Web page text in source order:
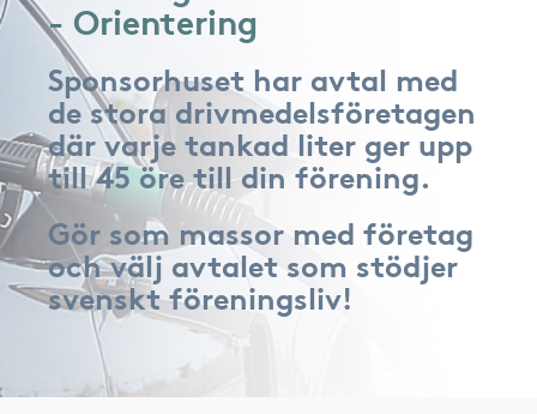
- Orientering
Sponsorhuset har avtal med
de stora drivmedelsföretagen
där varje tankad liter ger upp
till 45 öre till din förening.
Gör som massor med företag
och välj avtalet som stödjer
svenskt föreningsliv!